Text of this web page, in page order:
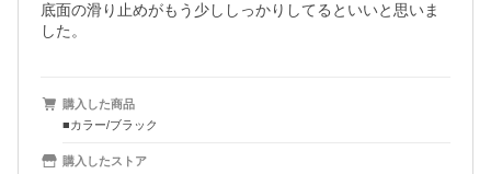
底面の滑り止めがもう少ししっかりしてるといいと思いま
購入した商品
■カラー/ブラック
購入したストア